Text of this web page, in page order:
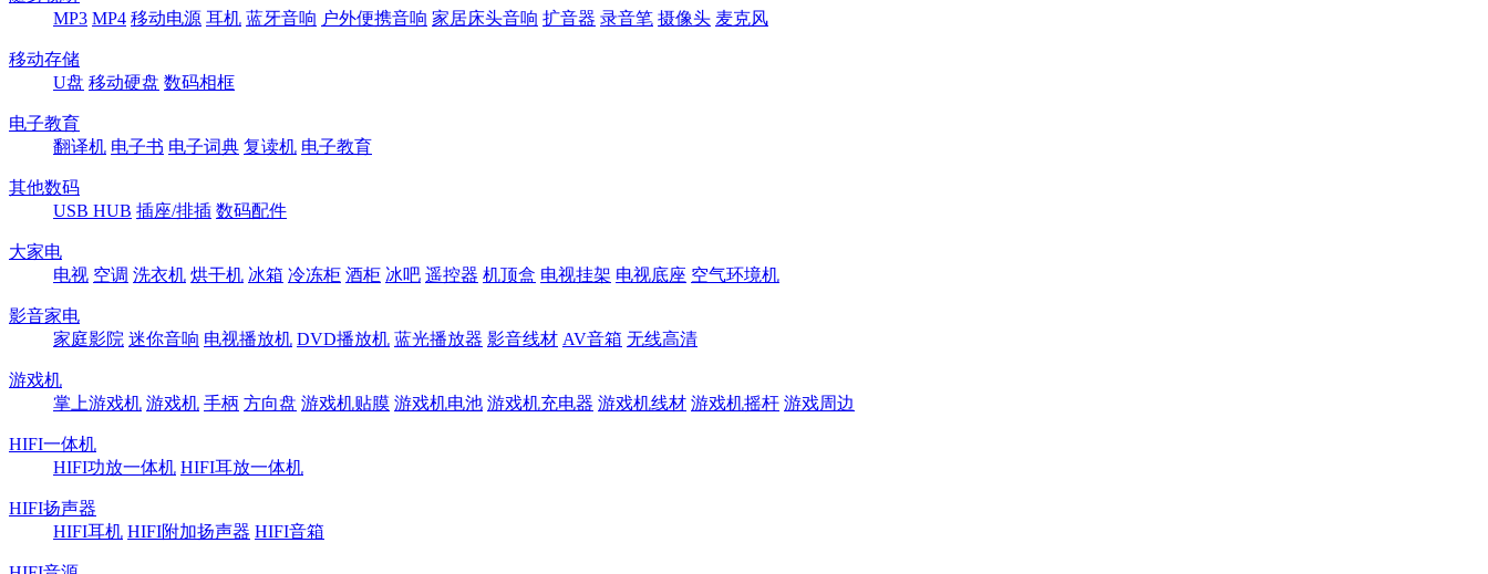
MP3 MP4 移动电源 耳机 蓝牙音响 户外便携音响 家居床头音响 扩音器 录音笔 摄像头 麦克风
移动存储
U盘 移动硬盘 数码相框
电子教育
翻译机 电子书 电子词典 复读机 电子教育
其他数码
USB HUB 插座/排插 数码配件
大家电
电视 空调 洗衣机 烘干机 冰箱 冷冻柜 酒柜 冰吧 遥控器 机顶盒 电视挂架 电视底座 空气环境机
影音家电
家庭影院 迷你音响 电视播放机 DVD播放机 蓝光播放器 影音线材 AV音箱 无线高清
游戏机
掌上游戏机 游戏机 手柄 方向盘 游戏机贴膜 游戏机电池 游戏机充电器 游戏机线材 游戏机摇杆 游戏周边
HIFI一体机
HIFI功放一体机 HIFI耳放一体机
HIFI扬声器
HIFI耳机 HIFI附加扬声器 HIFI音箱